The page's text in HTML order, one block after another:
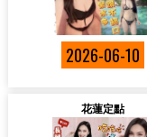
2026-06-10
花蓮定點